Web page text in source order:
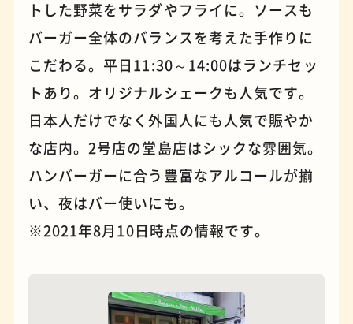
トした野菜をサラダやフライに。ソースも
バーガー全体のバランスを考えた手作りに
こだわる。平日11:30～14:00はランチセッ
トあり。オリジナルシェークも人気です。
日本人だけでなく外国人にも人気で賑やか
な店内。2号店の堂島店はシックな雰囲気。
ハンバーガーに合う豊富なアルコールが揃
い、夜はバー使いにも。
※2021年8月10日時点の情報です。